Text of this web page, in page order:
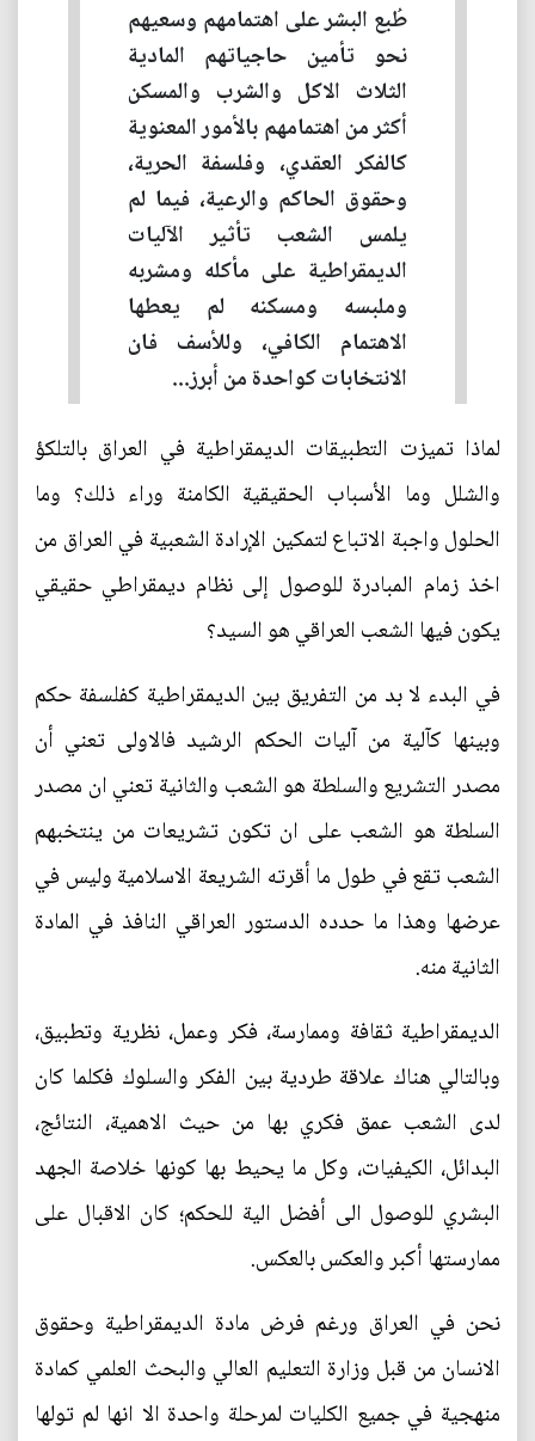
طُبع البشر على اهتمامهم وسعيهم
نحو تأمين حاجياتهم المادية
الثلاث الاكل والشرب والمسكن
أكثر من اهتمامهم بالأمور المعنوية
كالفكر العقدي، وفلسفة الحرية،
وحقوق الحاكم والرعية، فيما لم
يلمس الشعب تأثير الآليات
الديمقراطية على مأكله ومشربه
وملبسه ومسكنه لم يعطها
الاهتمام الكافي، وللأسف فان
الانتخابات كواحدة من أبرز...
لماذا تميزت التطبيقات الديمقراطية في العراق بالتلكؤ
والشلل وما الأسباب الحقيقية الكامنة وراء ذلك؟ وما
الحلول واجبة الاتباع لتمكين الإرادة الشعبية في العراق من
اخذ زمام المبادرة للوصول إلى نظام ديمقراطي حقيقي
يكون فيها الشعب العراقي هو السيد؟
في البدء لا بد من التفريق بين الديمقراطية كفلسفة حكم
وبينها كآلية من آليات الحكم الرشيد فالاولى تعني أن
مصدر التشريع والسلطة هو الشعب والثانية تعني ان مصدر
السلطة هو الشعب على ان تكون تشريعات من ينتخبهم
الشعب تقع في طول ما أقرته الشريعة الاسلامية وليس في
عرضها وهذا ما حدده الدستور العراقي النافذ في المادة
الثانية منه.
الديمقراطية ثقافة وممارسة، فكر وعمل، نظرية وتطبيق،
وبالتالي هناك علاقة طردية بين الفكر والسلوك فكلما كان
لدى الشعب عمق فكري بها من حيث الاهمية، النتائج،
البدائل، الكيفيات، وكل ما يحيط بها كونها خلاصة الجهد
البشري للوصول الى أفضل الية للحكم؛ كان الاقبال على
ممارستها أكبر والعكس بالعكس.
نحن في العراق ورغم فرض مادة الديمقراطية وحقوق
الانسان من قبل وزارة التعليم العالي والبحث العلمي كمادة
منهجية في جميع الكليات لمرحلة واحدة الا انها لم تولها